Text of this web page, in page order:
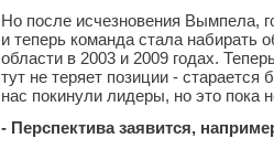
Но после исчезновения Вымпела,
и теперь команда стала набирать
области в 2003 и 2009 годах.
тут не теряет позиции -
нас покинули лидеры, но это пока
- Перспектива заявится,